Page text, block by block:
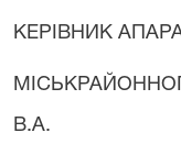
КЕРІВНИК
В.А.